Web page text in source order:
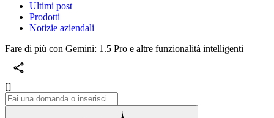
Ultimi post
Prodotti
Notizie aziendali
Fare di più con Gemini: 1.5 Pro e altre funzionalità intelligenti
[]